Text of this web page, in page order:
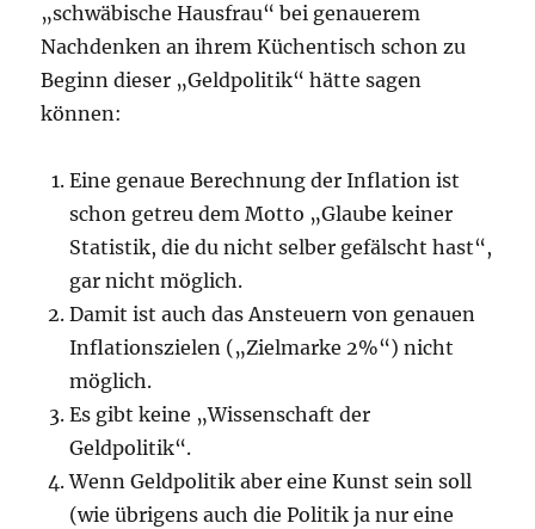
„schwäbische Hausfrau“ bei genauerem
Nachdenken an ihrem Küchentisch schon zu
Beginn dieser „Geldpolitik“ hätte sagen
können:
Eine genaue Berechnung der Inflation ist
schon getreu dem Motto „Glaube keiner
Statistik, die du nicht selber gefälscht hast“,
gar nicht möglich.
Damit ist auch das Ansteuern von genauen
Inflationszielen („Zielmarke 2%“) nicht
möglich.
Es gibt keine „Wissenschaft der
Geldpolitik“.
Wenn Geldpolitik aber eine Kunst sein soll
(wie übrigens auch die Politik ja nur eine